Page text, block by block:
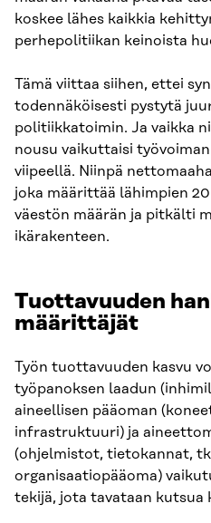
koskee lähes kaikkia
perhepolitiikan keinoista
Tämä viittaa siihen, ettei
todennäköisesti pystytä
politiikkatoimin. Ja vaikka
nousu vaikuttaisi
viipeellä. Niinpä
joka määrittää lähimpien
väestön määrän ja pitkälti
ikärakenteen.
Tuottavuuden
määrittäjät
Työn tuottavuuden kasvu
työpanoksen laadun
aineellisen pääoman
infrastruktuuri) ja
(ohjelmistot, tietokannat,
organisaatiopääoma)
tekijä, jota tavataan kutsua